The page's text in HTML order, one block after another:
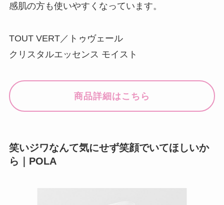
感肌の方も使いやすくなっています。
TOUT VERT／トゥヴェール
クリスタルエッセンス モイスト
商品詳細はこちら
笑いジワなんて気にせず笑顔でいてほしいか
ら｜POLA